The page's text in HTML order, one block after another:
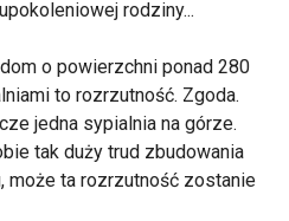
rodziny...
o powierzchni ponad 280
to rozrzutność. Zgoda.
jedna sypialnia na górze.
tak duży trud zbudowania
może ta rozrzutność zostanie